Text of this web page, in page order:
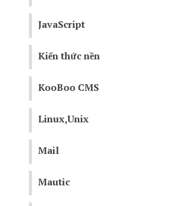
JavaScript
Kiến thức nền
KooBoo CMS
Linux,Unix
Mail
Mautic